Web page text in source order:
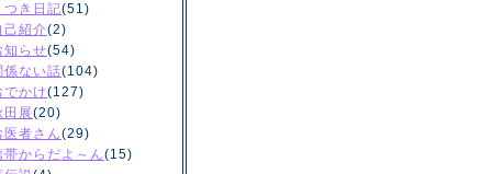
つき日記(51)
己紹介(2)
知らせ(54)
係ない話(104)
でかけ(127)
田展(20)
医者さん(29)
帯からだよ～ん(15)